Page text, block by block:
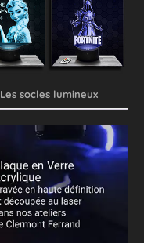
Les socles lumineux